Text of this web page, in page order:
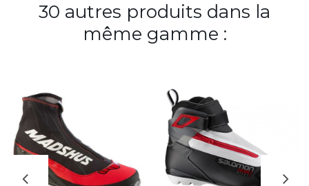
30 autres produits dans la
même gamme :